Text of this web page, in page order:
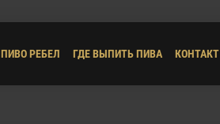
ПИВО РЕБЕЛ ГДЕ ВЫПИТЬ ПИВА КОНТАКТ